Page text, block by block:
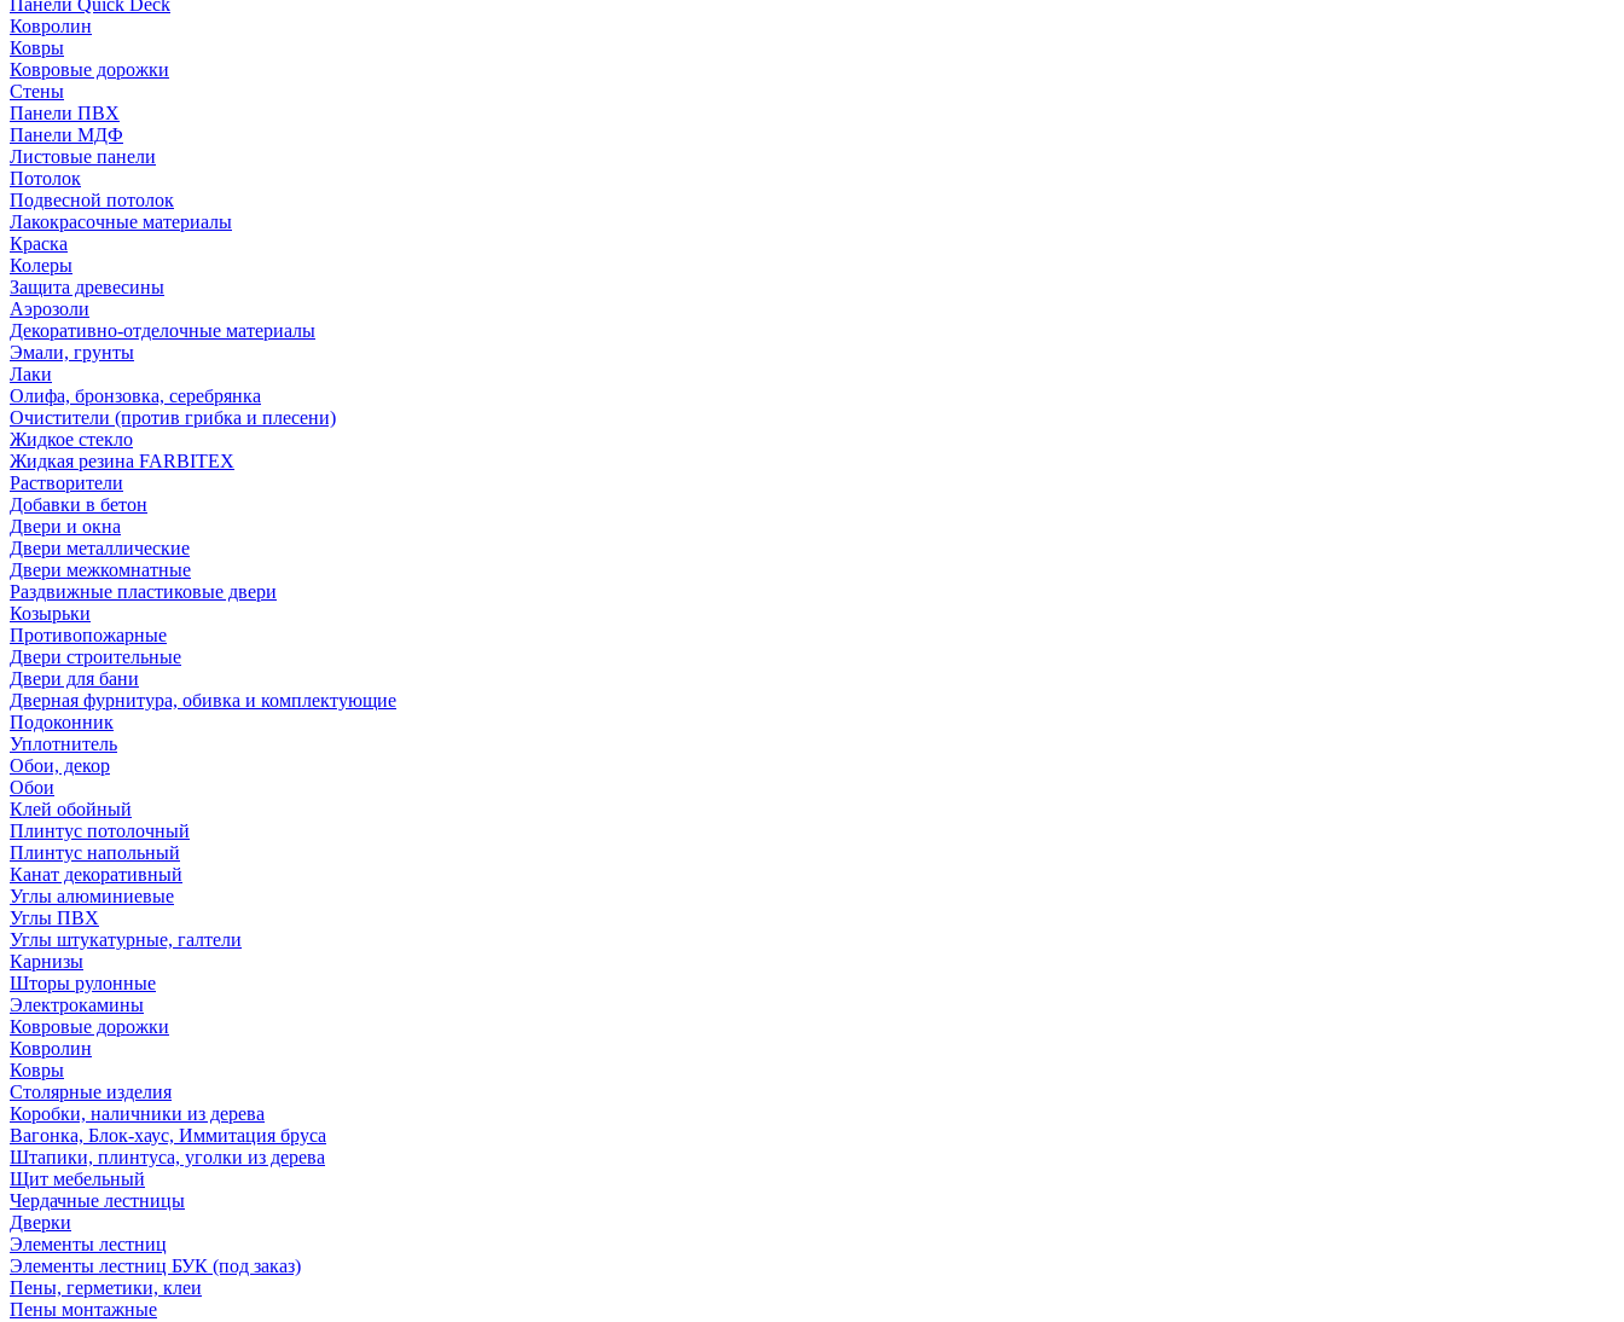
Панели Quick Deck
Ковролин
Ковры
Ковровые дорожки
Стены
Панели ПВХ
Панели МДФ
Листовые панели
Потолок
Подвесной потолок
Лакокрасочные материалы
Краска
Колеры
Защита древесины
Аэрозоли
Декоративно-отделочные материалы
Эмали, грунты
Лаки
Олифа, бронзовка, серебрянка
Очистители (против грибка и плесени)
Жидкое стекло
Жидкая резина FARBITEX
Растворители
Добавки в бетон
Двери и окна
Двери металлические
Двери межкомнатные
Раздвижные пластиковые двери
Козырьки
Противопожарные
Двери строительные
Двери для бани
Дверная фурнитура, обивка и комплектующие
Подоконник
Уплотнитель
Обои, декор
Обои
Клей обойный
Плинтус потолочный
Плинтус напольный
Канат декоративный
Углы алюминиевые
Углы ПВХ
Углы штукатурные, галтели
Карнизы
Шторы рулонные
Электрокамины
Ковровые дорожки
Ковролин
Ковры
Столярные изделия
Коробки, наличники из дерева
Вагонка, Блок-хаус, Иммитация бруса
Штапики, плинтуса, уголки из дерева
Щит мебельный
Чердачные лестницы
Дверки
Элементы лестниц
Элементы лестниц БУК (под заказ)
Пены, герметики, клеи
Пены монтажные